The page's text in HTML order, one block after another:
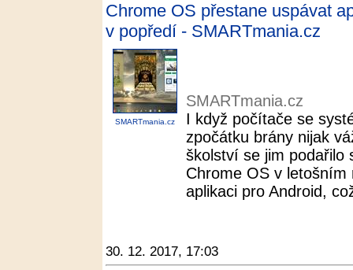
Chrome OS přestane uspávat
v popředí - SMARTmania.cz
SMARTmania.cz
SMARTmania.cz
I když počítače se
zpočátku brány nijak
školství se jim podařilo
Chrome OS v
aplikaci pro Android,
30. 12. 2017, 17:03